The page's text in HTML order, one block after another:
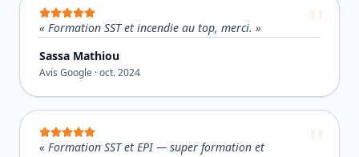
« Formation SST et incendie au top, merci. »
Sassa Mathiou
Avis Google ·oct. 2024
« Formation SST et EPI — super formation et